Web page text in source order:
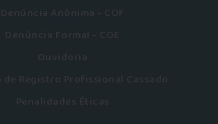
Denúncia Anônima - COF
Denúncia Formal - COE
Ouvidoria
Registro Profissional Cassado
Penalidades Éticas